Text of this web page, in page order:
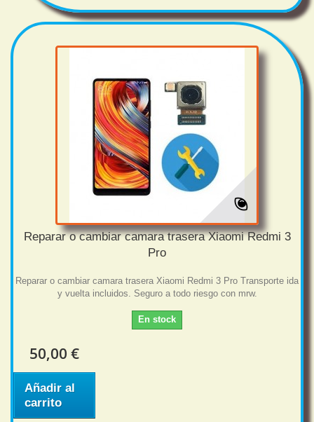
Reparar o cambiar camara trasera Xiaomi Redmi 3
Pro
Reparar o cambiar camara trasera Xiaomi Redmi 3 Pro Transporte ida
y vuelta incluidos. Seguro a todo riesgo con mrw.
En stock
50,00 €
Añadir al
carrito